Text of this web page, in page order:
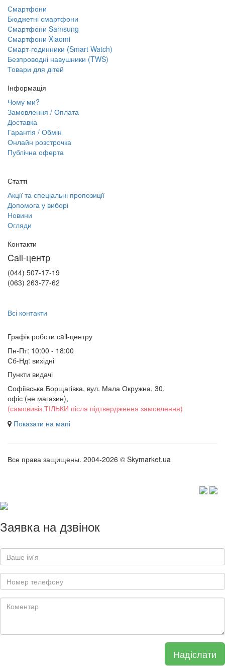
Смартфони
Бюджетні смартфони
Смартфони Samsung
Смартфони Xiaomi
Смарт-годинники (Smart Watch)
Безпроводні навушники (TWS)
Товари для дітей
Інформація
Чому ми?
Замовлення / Оплата
Доставка
Гарантія / Обмін
Онлайн розстрочка
Публічна оферта
Статті
Акції та спеціальні пропозиції
Допомога у виборі
Новини
Огляди
Контакти
Call-центр
(044) 507-17-19
(063) 263-77-62
Всі контакти
Графік роботи сall-центру
Пн-Пт: 10:00 - 18:00
Сб-Нд: вихідні
Пункти видачі
Софіївська Борщагівка, вул. Мала Окружна, 30,
офіс (не магазин),
(самовивіз ТІЛЬКИ після підтвердження замовлення)
Показати на мапі
Все права защищены. 2004-2026 © Skymarket.ua
Заявка на дзвінок
Надіслати